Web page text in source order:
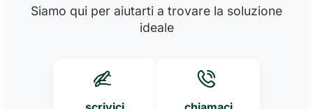
Siamo qui per aiutarti a trovare la soluzione
ideale